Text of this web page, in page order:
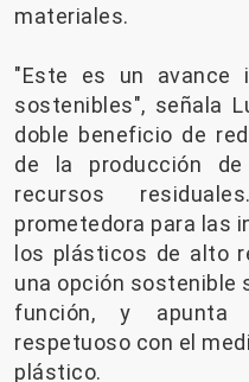
materiales.
"Este es un avance
sostenibles", señala
doble beneficio de
de la producción
recursos
prometedora para las
los plásticos de alto
una opción sostenible
función, y
respetuoso con el
plástico.